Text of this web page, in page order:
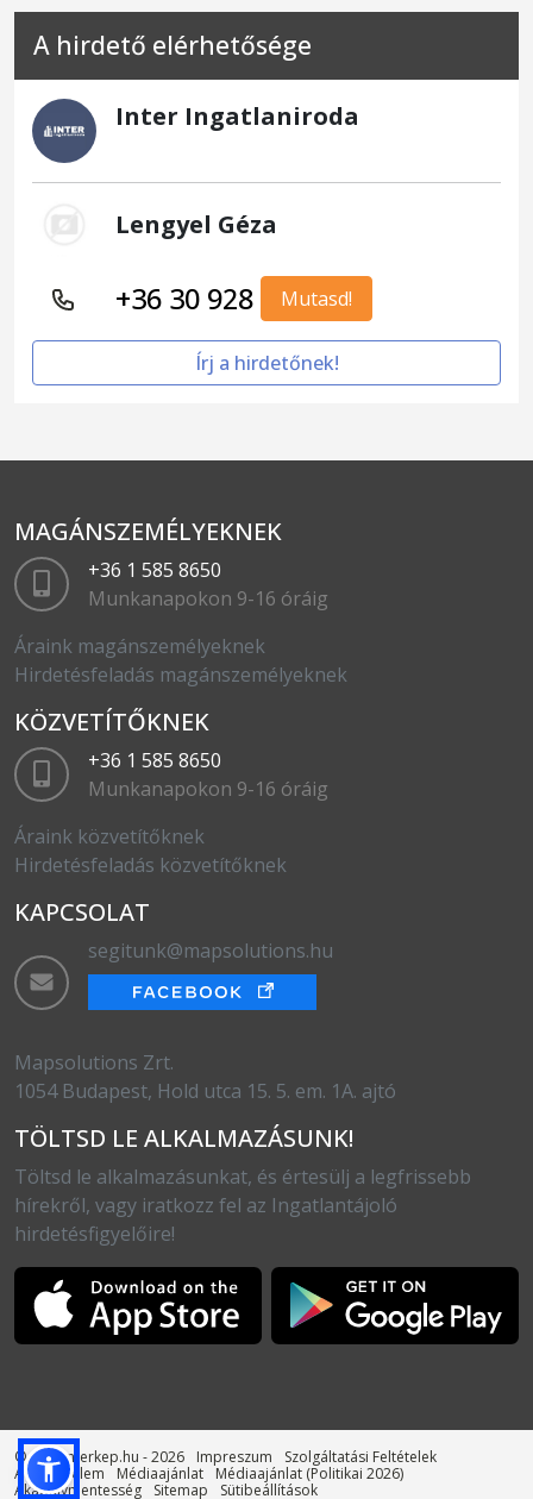
A hirdető elérhetősége
Inter Ingatlaniroda
Lengyel Géza
+36 30 928 Mutasd!
Írj a hirdetőnek!
MAGÁNSZEMÉLYEKNEK
+36 1 585 8650
Munkanapokon 9-16 óráig
Áraink magánszemélyeknek
Hirdetésfeladás magánszemélyeknek
KÖZVETÍTŐKNEK
+36 1 585 8650
Munkanapokon 9-16 óráig
Áraink közvetítőknek
Hirdetésfeladás közvetítőknek
KAPCSOLAT
segitunk@mapsolutions.hu
Mapsolutions Zrt.
1054 Budapest, Hold utca 15. 5. em. 1A. ajtó
TÖLTSD LE ALKALMAZÁSUNK!
Töltsd le alkalmazásunkat, és értesülj a legfrissebb
hírekről, vagy iratkozz fel az Ingatlantájoló
hirdetésfigyelőire!
© otthonterkep.hu - 2026 Impreszum
Szolgáltatási Feltételek
Adatvédelem
Médiaajánlat
Médiaajánlat (Politikai 2026)
Akadálymentesség
Sitemap Sütibeállítások